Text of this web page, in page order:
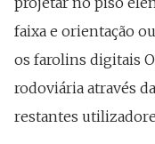
faixa e orientação
os farolins digitais
rodoviária através
restantes